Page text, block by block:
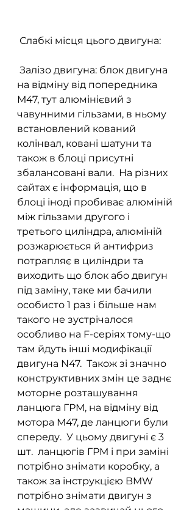
Слабкі місця цього двигуна:
на відміну від попередника
М47, тут алюмінієвий з
чавунними гільзами, в ньому
встановлений кований
колінвал, ковані шатуни та
також в блоці присутні
збалансовані вали.  На різних
сайтах є інформація, що в
блоці іноді пробиває алюміній
між гільзами другого і
третього циліндра, алюміній
розжарюється й антифриз
потрапляє в циліндри та
виходить що блок або двигун
під заміну, таке ми бачили
особисто 1 раз і більше нам
такого не зустрічалося
особливо на F-серіях тому-що
там йдуть інші модифікації
двигуна N47.  Також зі значно
конструктивних змін це заднє
моторне розташування
ланцюга ГРМ, на відміну від
мотора М47, де ланцюги були
спереду.  У цьому двигуні є 3
шт.  ланцюгів ГРМ і при заміні
потрібно знімати коробку, а
також за інструкцією BMW
потрібно знімати двигун з